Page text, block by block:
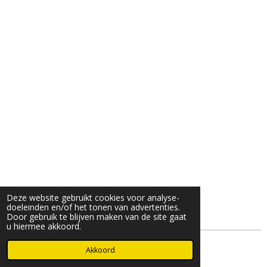
Deze website gebruikt cookies voor analyse-
doeleinden en/of het tonen van advertenties.
Door gebruik te blijven maken van de site gaat
u hiermee akkoord.
Akkoord
© 2025- 2026 Djöz mode